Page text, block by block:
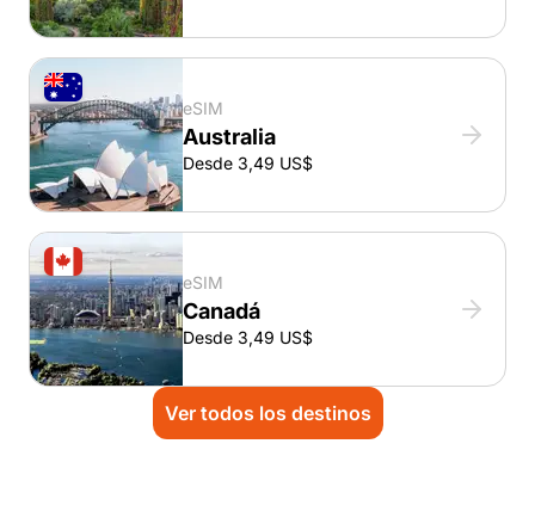
eSIM
Australia
Desde 3,49 US$
eSIM
Canadá
Desde 3,49 US$
Ver todos los destinos